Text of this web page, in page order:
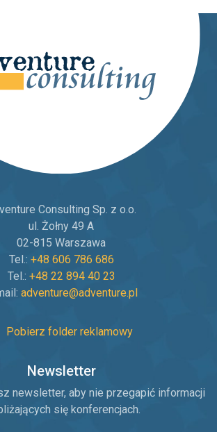
Consulting Sp. z o.o.
ul. Żołny 49 A
02-815 Warszawa
Tel.: +48 606 786 686
Tel.: +48 22 894 40 23
adventure@adventure.pl
Pobierz folder reklamowy
Newsletter
newsletter, aby nie przegapić informacji
się konferencjach.